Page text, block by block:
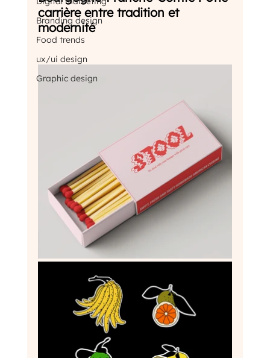
Branding design
Food trends
ux/ui design
Graphic design
carrière entre tradition et
modernité